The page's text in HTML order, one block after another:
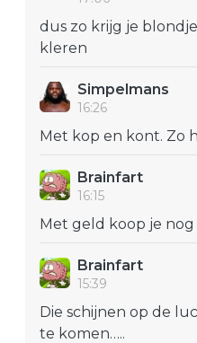
dus zo krijg je
kleren
Simpelmans
16:26
Met kop en kont. Zo
Brainfart
16:15
Met geld koop je nog
Brainfart
15:39
Die schijnen op de
te komen…..